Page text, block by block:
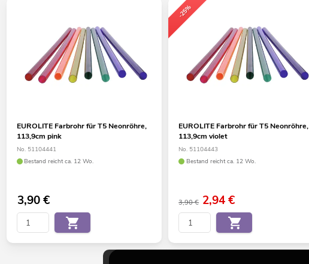
EUROLITE Farbrohr für T5 Neonröhre,
113,9cm pink
No. 51104441
Bestand reicht ca. 12 Wo.
3,90€
-25%
EUROLITE Farbrohr für T5 Neonröhre,
113,9cm violet
No. 51104443
Bestand reicht ca. 12 Wo.
3,90 € 2,94€